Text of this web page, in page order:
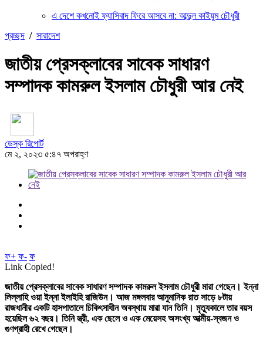
এ দেশে কখনোই ফ্যাসিবাদ ফিরে আসবে না: আব্দুল কাইয়ুম চৌধুরী
প্রচ্ছদ / সারাদেশ
জাতীয় প্রেসক্লাবের সাবেক সাধারণ
সম্পাদক কামরুল ইসলাম চৌধুরী আর নেই
ডেস্ক রিপোর্ট
মে ২, ২০২৩ ৫:৪৭ অপরাহ্ণ
ফ+ ফ- ফ
Link Copied!
জাতীয় প্রেসক্লাবের সাবেক সাধারণ সম্পাদক কামরুল ইসলাম চৌধুরী মারা গেছেন। ইন্না
লিল্লাহি ওয়া ইন্না ইলাইহি রাজিউন। আজ মঙ্গলবার আনুমানিক রাত সাড়ে ৮টায়
রাজধানীর একটি হাসপাতালে চিকিৎসাধীন অবস্থায় মারা যান তিনি। মৃত্যুকালে তার বয়স
হয়েছিল ৬২ বছর। তিনি স্ত্রী, এক ছেলে ও এক মেয়েসহ অসংখ্য আত্মীয়-স্বজন ও
গুণগ্রাহী রেখে গেছেন।